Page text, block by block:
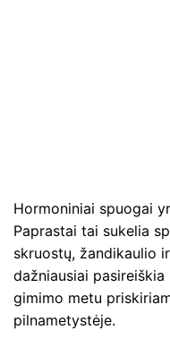
Hormoniniai spuogai
Paprastai tai sukelia
skruostų, žandikaulio
dažniausiai
gimimo metu
pilnametystėje.